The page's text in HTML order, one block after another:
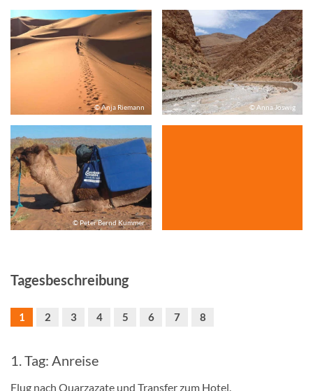
© Anja Riemann © Anna Joswig
© Peter Bernd Kummer
Tagesbeschreibung
1 2 3 4 5 6 7 8
1. Tag: Anreise
Flug nach Ouarzazate und Transfer zum Hotel.